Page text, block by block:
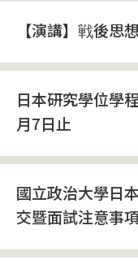
【演講】戦後
日本研究學位學
月7日止
國立政治大學日
交暨面試注意事項